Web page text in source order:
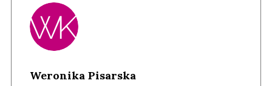
Weronika Pisarska